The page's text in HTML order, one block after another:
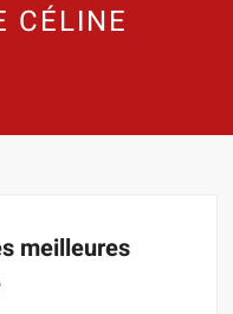
CÉLINE
meilleures